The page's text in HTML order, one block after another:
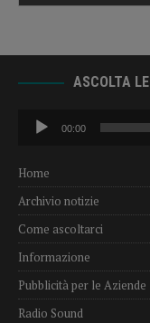
ASCOLTA
Audio
Player
00:00
Home
Archivio notizie
Come ascoltarci
Informazione
Pubblicità per le Aziende
Radio Sound